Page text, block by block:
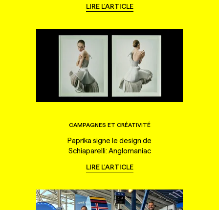
LIRE L'ARTICLE
CAMPAGNES ET CRÉATIVITÉ
Paprika signe le design de
Schiaparelli: Anglomaniac
LIRE L'ARTICLE